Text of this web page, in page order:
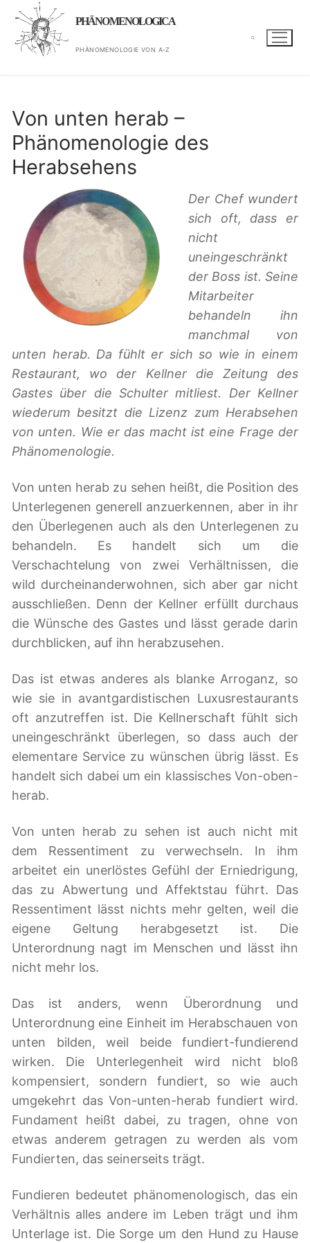
Zum
Inhalt
springen
PHÄNOMENOLOGICA
PHÄNOMENOLOGIE VON A-Z
Von unten herab –
Phänomenologie des
Herabsehens
Der Chef wundert
sich oft, dass er
nicht
uneingeschränkt
der Boss ist. Seine
Mitarbeiter
behandeln ihn
manchmal von
unten herab. Da fühlt er sich so wie in einem
Restaurant, wo der Kellner die Zeitung des
Gastes über die Schulter mitliest. Der Kellner
wiederum besitzt die Lizenz zum Herabsehen
von unten. Wie er das macht ist eine Frage der
Phänomenologie.
Von unten herab zu sehen heißt, die Position des
Unterlegenen generell anzuerkennen, aber in ihr
den Überlegenen auch als den Unterlegenen zu
behandeln. Es handelt sich um die
Verschachtelung von zwei Verhältnissen, die
wild durcheinanderwohnen, sich aber gar nicht
ausschließen. Denn der Kellner erfüllt durchaus
die Wünsche des Gastes und lässt gerade darin
durchblicken, auf ihn herabzusehen.
Das ist etwas anderes als blanke Arroganz, so
wie sie in avantgardistischen Luxusrestaurants
oft anzutreffen ist. Die Kellnerschaft fühlt sich
uneingeschränkt überlegen, so dass auch der
elementare Service zu wünschen übrig lässt. Es
handelt sich dabei um ein klassisches Von-oben-
herab.
Von unten herab zu sehen ist auch nicht mit
dem Ressentiment zu verwechseln. In ihm
arbeitet ein unerlöstes Gefühl der Erniedrigung,
das zu Abwertung und Affektstau führt. Das
Ressentiment lässt nichts mehr gelten, weil die
eigene Geltung herabgesetzt ist. Die
Unterordnung nagt im Menschen und lässt ihn
nicht mehr los.
Das ist anders, wenn Überordnung und
Unterordnung eine Einheit im Herabschauen von
unten bilden, weil beide fundiert-fundierend
wirken. Die Unterlegenheit wird nicht bloß
kompensiert, sondern fundiert, so wie auch
umgekehrt das Von-unten-herab fundiert wird.
Fundament heißt dabei, zu tragen, ohne von
etwas anderem getragen zu werden als vom
Fundierten, das seinerseits trägt.
Fundieren bedeutet phänomenologisch, das ein
Verhältnis alles andere im Leben trägt und ihm
Unterlage ist. Die Sorge um den Hund zu Hause